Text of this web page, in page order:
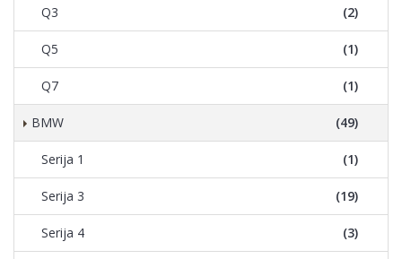
Q3 (2)
Q5 (1)
Q7 (1)
BMW (49)
Serija 1 (1)
Serija 3 (19)
Serija 4 (3)